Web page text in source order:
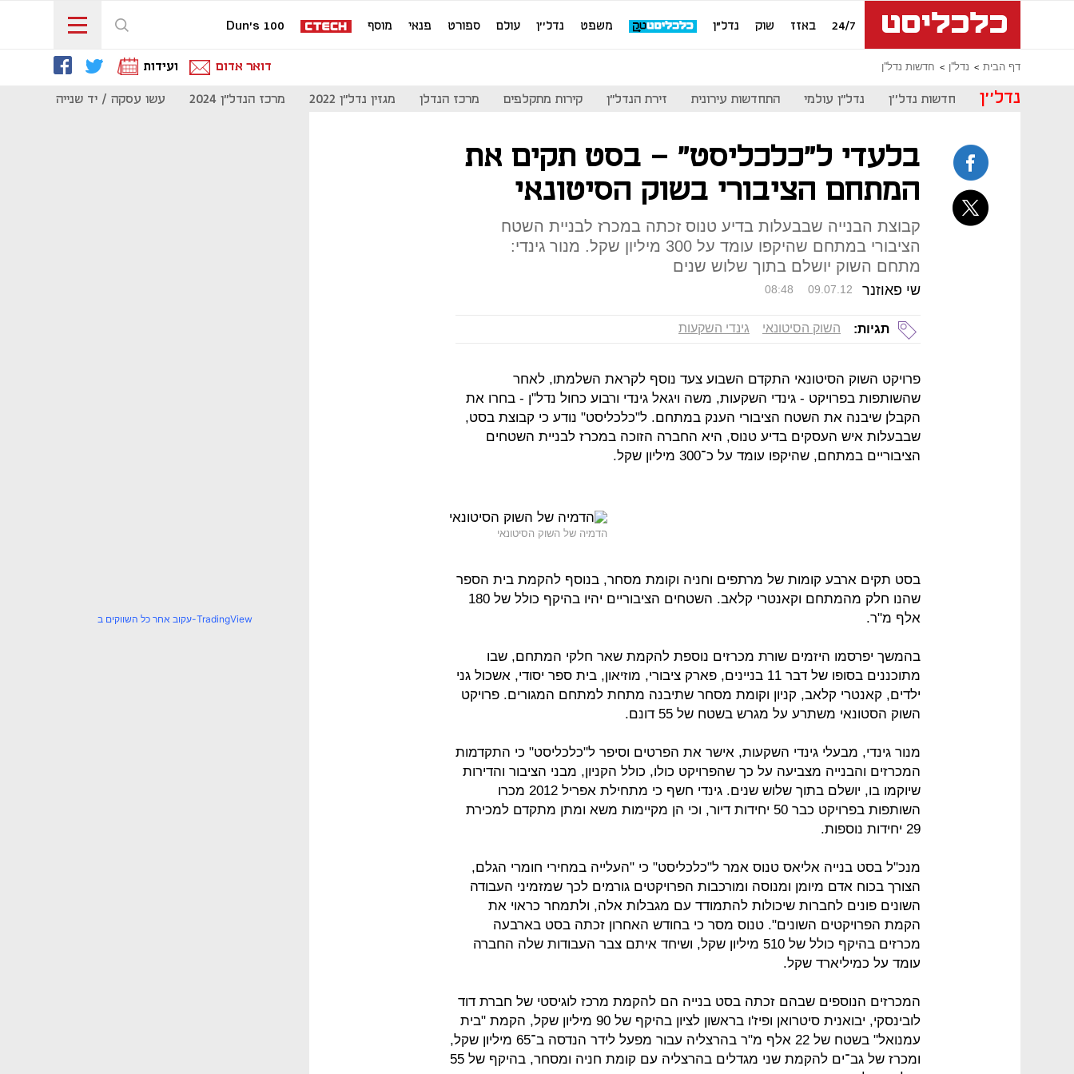
24/7 באזז שוק נדל"ן משפט נדל''ן עולם ספורט פנאי מוסף Dun's 100
דף הבית נדל''ן חדשות נדל''ן דואר אדום ועידות
נדל''ן חדשות נדל''ן נדל"ן עולמי התחדשות עירונית זירת הנדל"ן קירות מתקלפים מרכז הנדלן מגזין נדל"ן 2022 מרכז הנדל"ן 2024 עשו עסקה / יד שנייה
בלעדי ל"כלכליסט" - בסט תקים את
המתחם הציבורי בשוק הסיטונאי
קבוצת הבנייה שבבעלות בדיע טנוס זכתה במכרז לבניית השטח
הציבורי במתחם שהיקפו עומד על 300 מיליון שקל. מנור גינדי:
מתחם השוק יושלם בתוך שלוש שנים
שי פאוזנר 08:48 09.07.12
תגיות: השוק הסיטונאי גינדי השקעות
פרויקט השוק הסיטונאי התקדם השבוע צעד נוסף לקראת השלמתו, לאחר
שהשותפות בפרויקט - גינדי השקעות, משה ויגאל גינדי ורבוע כחול נדל"ן - בחרו את
הקבלן שיבנה את השטח הציבורי הענק במתחם. ל"כלכליסט" נודע כי קבוצת בסט,
שבבעלות איש העסקים בדיע טנוס, היא החברה הזוכה במכרז לבניית השטחים
הציבוריים במתחם, שהיקפו עומד על כ־300 מיליון שקל.
הדמיה של השוק הסיטונאי
בסט תקים ארבע קומות של מרתפים וחניה וקומת מסחר, בנוסף להקמת בית הספר
שהנו חלק מהמתחם וקאנטרי קלאב. השטחים הציבוריים יהיו בהיקף כולל של 180
אלף מ"ר.
בהמשך יפרסמו היזמים שורת מכרזים נוספת להקמת שאר חלקי המתחם, שבו
מתוכננים בסופו של דבר 11 בניינים, פארק ציבורי, מוזיאון, בית ספר יסודי, אשכול גני
ילדים, קאנטרי קלאב, קניון וקומת מסחר שתיבנה מתחת למתחם המגורים. פרויקט
השוק הסטונאי משתרע על מגרש בשטח של 55 דונם.
מנור גינדי, מבעלי גינדי השקעות, אישר את הפרטים וסיפר ל"כלכליסט" כי התקדמות
המכרזים והבנייה מצביעה על כך שהפרויקט כולו, כולל הקניון, מבני הציבור והדירות
שיוקמו בו, יושלם בתוך שלוש שנים. גינדי חשף כי מתחילת אפריל 2012 מכרו
השותפות בפרויקט כבר 50 יחידות דיור, וכי הן מקיימות משא ומתן מתקדם למכירת
29 יחידות נוספות.
מנכ"ל בסט בנייה אליאס טנוס אמר ל"כלכליסט" כי "העלייה במחירי חומרי הגלם,
הצורך בכוח אדם מיומן ומנוסה ומורכבות הפרויקטים גורמים לכך שמזמיני העבודה
השונים פונים לחברות שיכולות להתמודד עם מגבלות אלה, ולתמחר כראוי את
הקמת הפרויקטים השונים". טנוס מסר כי בחודש האחרון זכתה בסט בארבעה
מכרזים בהיקף כולל של 510 מיליון שקל, ושיחד איתם צבר העבודות שלה החברה
עומד על כמיליארד שקל.
המכרזים הנוספים שבהם זכתה בסט בנייה הם להקמת מרכז לוגיסטי של חברת דוד
לובינסקי, יבואנית סיטרואן ופיז'ו בראשון לציון בהיקף של 90 מיליון שקל, הקמת "בית
עמנואל" בשטח של 22 אלף מ"ר בהרצליה עבור מפעל לידר הנדסה ב־65 מיליון שקל,
ומכרז של גב־ים להקמת שני מגדלים בהרצליה עם קומת חניה ומסחר, בהיקף של 55
עקוב אחר כל השווקים ב-TradingView